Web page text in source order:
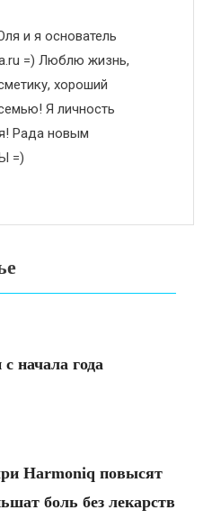
и я основатель
=) Люблю жизнь,
хороший
Я личность
Рада новым
=)
начала года
Harmoniq повысят
боль без лекарств